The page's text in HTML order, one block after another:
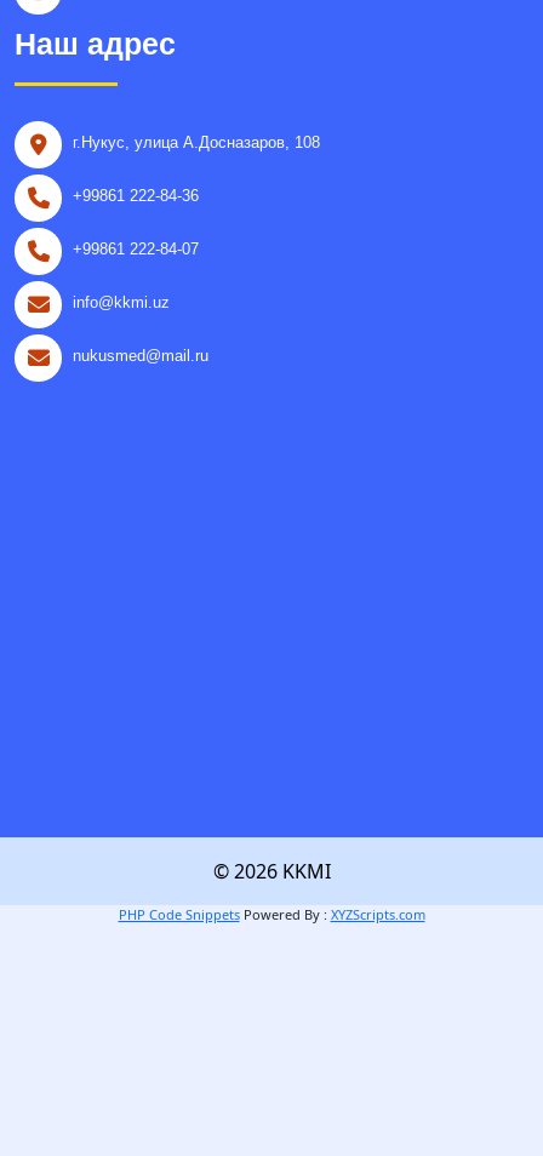
Наш адрес
г.Нукус, улица A.Досназаров, 108
+99861 222-84-36
+99861 222-84-07
info@kkmi.uz
nukusmed@mail.ru
© 2026 KKMI
PHP Code SnippetsPowered By : XYZScripts.com